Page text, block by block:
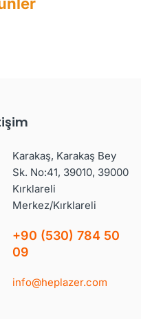
Karakaş, Karakaş Bey
Sk. No:41, 39010, 39000
Kırklareli
Merkez/Kırklareli
+90 (530) 784 50
09
info@heplazer.com